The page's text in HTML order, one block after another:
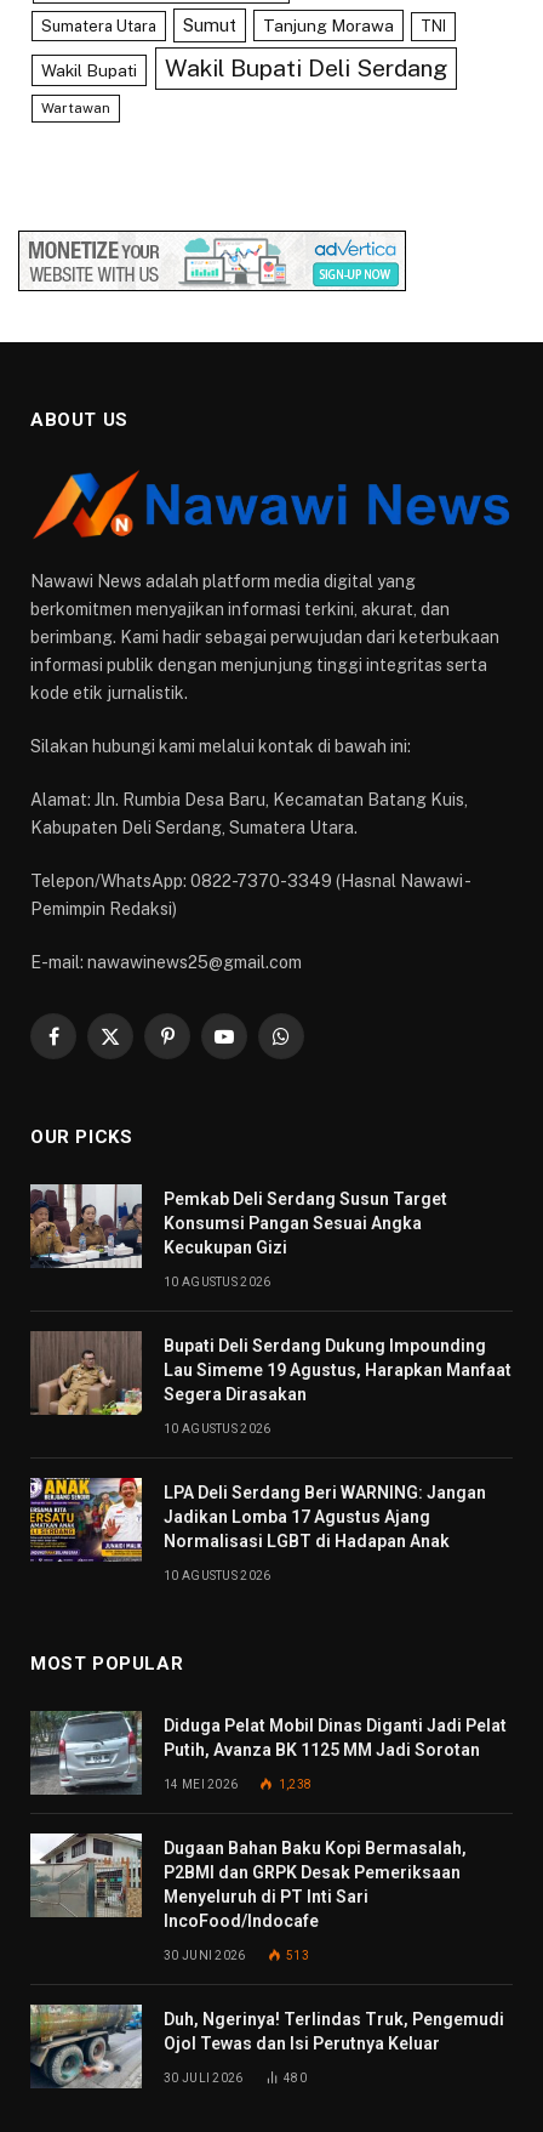
Sumatera Utara Sumut Tanjung Morawa TNI
Wakil Bupati Wakil Bupati Deli Serdang
Wartawan
ABOUT US
Nawawi News adalah platform media digital yang
berkomitmen menyajikan informasi terkini, akurat, dan
berimbang. Kami hadir sebagai perwujudan dari keterbukaan
informasi publik dengan menjunjung tinggi integritas serta
kode etik jurnalistik.
Silakan hubungi kami melalui kontak di bawah ini:
Alamat: Jln. Rumbia Desa Baru, Kecamatan Batang Kuis,
Kabupaten Deli Serdang, Sumatera Utara.
Telepon/WhatsApp: 0822-7370-3349 (Hasnal Nawawi -
Pemimpin Redaksi)
E-mail: nawawinews25@gmail.com
Facebook
X
PinterestYouTubeWhatsApp
OUR PICKS
Pemkab Deli Serdang Susun Target
Konsumsi Pangan Sesuai Angka
Kecukupan Gizi
10 AGUSTUS 2026
Bupati Deli Serdang Dukung Impounding
Lau Simeme 19 Agustus, Harapkan Manfaat
Segera Dirasakan
10 AGUSTUS 2026
LPA Deli Serdang Beri WARNING: Jangan
Jadikan Lomba 17 Agustus Ajang
Normalisasi LGBT di Hadapan Anak
10 AGUSTUS 2026
MOST POPULAR
Diduga Pelat Mobil Dinas Diganti Jadi Pelat
Putih, Avanza BK 1125 MM Jadi Sorotan
14 MEI 2026 1,238
Dugaan Bahan Baku Kopi Bermasalah,
P2BMI dan GRPK Desak Pemeriksaan
Menyeluruh di PT Inti Sari
IncoFood/Indocafe
30 JUNI 2026 513
Duh, Ngerinya! Terlindas Truk, Pengemudi
Ojol Tewas dan Isi Perutnya Keluar
30 JULI 2026 480